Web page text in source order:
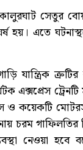
সেতুর
হয়। এতে
যান্ত্রিক
এক্সপ্রেস
চরম
নেওয়া হবে